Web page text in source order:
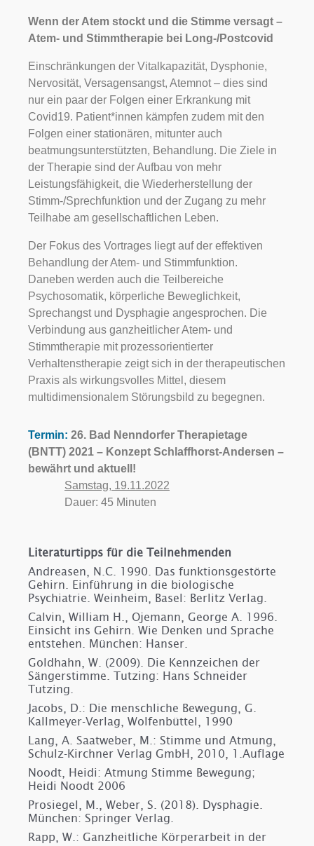
Wenn der Atem stockt und die Stimme versagt –
Atem- und Stimmtherapie bei Long-/Postcovid
Einschränkungen der Vitalkapazität, Dysphonie,
Nervosität, Versagensangst, Atemnot – dies sind
nur ein paar der Folgen einer Erkrankung mit
Covid19. Patient*innen kämpfen zudem mit den
Folgen einer stationären, mitunter auch
beatmungsunterstützten, Behandlung. Die Ziele in
der Therapie sind der Aufbau von mehr
Leistungsfähigkeit, die Wiederherstellung der
Stimm-/Sprechfunktion und der Zugang zu mehr
Teilhabe am gesellschaftlichen Leben.
Der Fokus des Vortrages liegt auf der effektiven
Behandlung der Atem- und Stimmfunktion.
Daneben werden auch die Teilbereiche
Psychosomatik, körperliche Beweglichkeit,
Sprechangst und Dysphagie angesprochen. Die
Verbindung aus ganzheitlicher Atem- und
Stimmtherapie mit prozessorientierter
Verhaltenstherapie zeigt sich in der therapeutischen
Praxis als wirkungsvolles Mittel, diesem
multidimensionalem Störungsbild zu begegnen.
Termin: 26. Bad Nenndorfer Therapietage
(BNTT) 2021 – Konzept Schlaffhorst-Andersen –
bewährt und aktuell!
Samstag, 19.11.2022
Dauer: 45 Minuten
Literaturtipps für die Teilnehmenden
Andreasen, N.C. 1990. Das funktionsgestörte
Gehirn. Einführung in die biologische
Psychiatrie. Weinheim, Basel: Berlitz Verlag.
Calvin, William H., Ojemann, George A. 1996.
Einsicht ins Gehirn. Wie Denken und Sprache
entstehen. München: Hanser.
Goldhahn, W. (2009). Die Kennzeichen der
Sängerstimme. Tutzing: Hans Schneider
Tutzing.
Jacobs, D.: Die menschliche Bewegung, G.
Kallmeyer-Verlag, Wolfenbüttel, 1990
Lang, A. Saatweber, M.: Stimme und Atmung,
Schulz-Kirchner Verlag GmbH, 2010, 1.Auflage
Noodt, Heidi: Atmung Stimme Bewegung;
Heidi Noodt 2006
Prosiegel, M., Weber, S. (2018). Dysphagie.
München: Springer Verlag.
Rapp, W.: Ganzheitliche Körperarbeit in der